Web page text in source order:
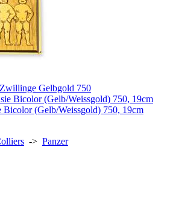
Gelbgold 750
Bicolor (Gelb/Weissgold) 750, 19cm
-> Panzer